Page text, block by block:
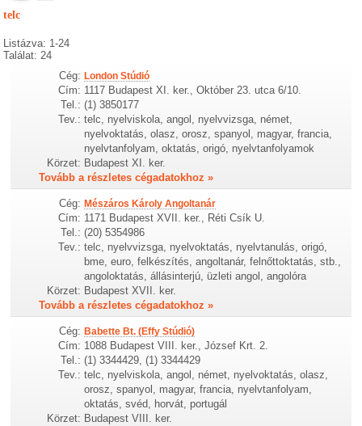
telc
Listázva: 1-24
Találat: 24
Cég: London Stúdió
Cím: 1117 Budapest XI. ker., Október 23. utca 6/10.
Tel.: (1) 3850177
Tev.: telc, nyelviskola, angol, nyelvvizsga, német,
nyelvoktatás, olasz, orosz, spanyol, magyar, francia,
nyelvtanfolyam, oktatás, origó, nyelvtanfolyamok
Körzet: Budapest XI. ker.
Tovább a részletes cégadatokhoz »
Cég: Mészáros Károly Angoltanár
Cím: 1171 Budapest XVII. ker., Réti Csík U.
Tel.: (20) 5354986
Tev.: telc, nyelvvizsga, nyelvoktatás, nyelvtanulás, origó,
bme, euro, felkészítés, angoltanár, felnőttoktatás, stb.,
angoloktatás, állásinterjú, üzleti angol, angolóra
Körzet: Budapest XVII. ker.
Tovább a részletes cégadatokhoz »
Cég: Babette Bt. (Effy Stúdió)
Cím: 1088 Budapest VIII. ker., József Krt. 2.
Tel.: (1) 3344429, (1) 3344429
Tev.: telc, nyelviskola, angol, német, nyelvoktatás, olasz,
orosz, spanyol, magyar, francia, nyelvtanfolyam,
oktatás, svéd, horvát, portugál
Körzet: Budapest VIII. ker.